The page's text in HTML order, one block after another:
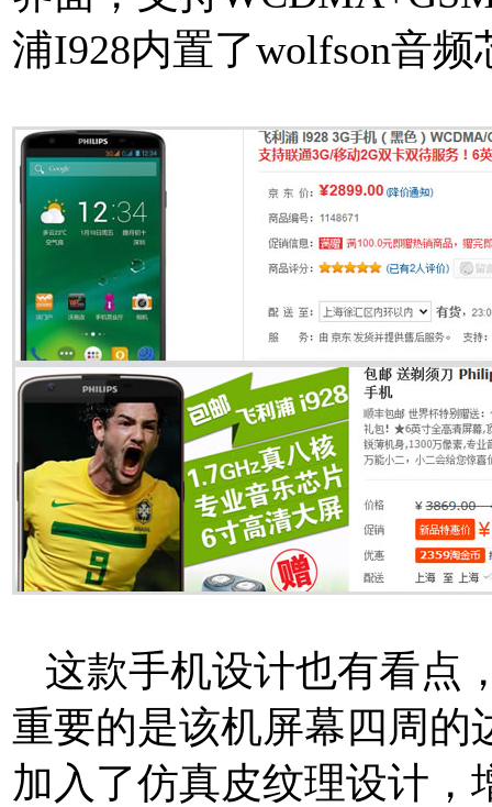
浦I928内置了wolfson音
这款手机设计也有看点
重要的是该机屏幕四周的
加入了仿真皮纹理设计，